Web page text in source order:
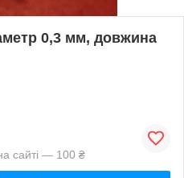
0,3 мм, довжина
сайті — 100 ₴